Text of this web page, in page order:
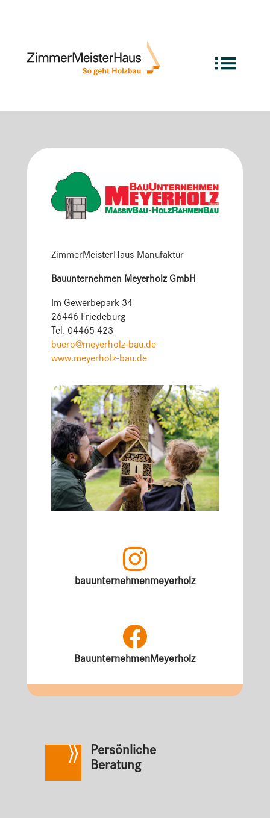
Deine exzellente Manufaktur
ganz in der Nähe …
ZimmerMeisterHaus-Manufaktur
Bauunternehmen Meyerholz GmbH
Im Gewerbepark 34
26446 Friedeburg
Tel. 04465 423
buero@meyerholz-bau.de
www.meyerholz-bau.de
bauunternehmenmeyerholz
BauunternehmenMeyerholz
Persönliche
Beratung